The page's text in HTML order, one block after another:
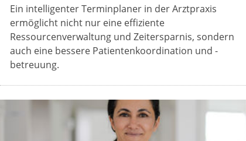
Ein intelligenter Terminplaner in der Arztpraxis
ermöglicht nicht nur eine effiziente
Ressourcenverwaltung und Zeitersparnis, sondern
auch eine bessere Patientenkoordination und -
betreuung.